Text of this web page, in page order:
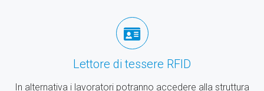
Lettore di tessere RFID
In alternativa i lavoratori potranno accedere alla struttura